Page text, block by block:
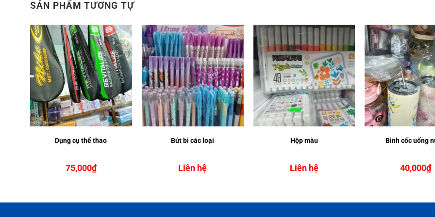
SẢN PHẨM TƯƠNG TỰ
Dụng cụ thể thao
75,000₫
Bút bi các loại
Liên hệ
Hộp màu
Liên hệ
Bình cốc uống
40,000₫